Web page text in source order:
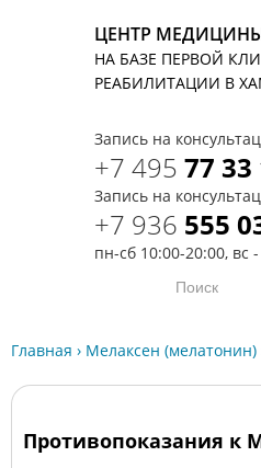
ЦЕНТР
НА БАЗЕ ПЕРВОЙ
РЕАБИЛИТАЦИИ В
Запись на
+7 495 77 33
Запись на
+7 936 555
пн-сб 10:00-20:00, вс
Главная › Мелаксен (мелатонин)
Противопоказания к